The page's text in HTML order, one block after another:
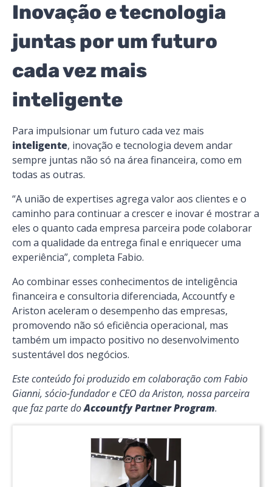
Inovação e tecnologia
juntas por um futuro
cada vez mais
inteligente
Para impulsionar um futuro cada vez mais
inteligente, inovação e tecnologia devem andar
sempre juntas não só na área financeira, como em
todas as outras.
“A união de expertises agrega valor aos clientes e o
caminho para continuar a crescer e inovar é mostrar a
eles o quanto cada empresa parceira pode colaborar
com a qualidade da entrega final e enriquecer uma
experiência”, completa Fabio.
Ao combinar esses conhecimentos de inteligência
financeira e consultoria diferenciada, Accountfy e
Ariston aceleram o desempenho das empresas,
promovendo não só eficiência operacional, mas
também um impacto positivo no desenvolvimento
sustentável dos negócios.
Este conteúdo foi produzido em colaboração com Fabio
Gianni, sócio-fundador e CEO da Ariston, nossa parceira
que faz parte doAccountfy Partner Program.